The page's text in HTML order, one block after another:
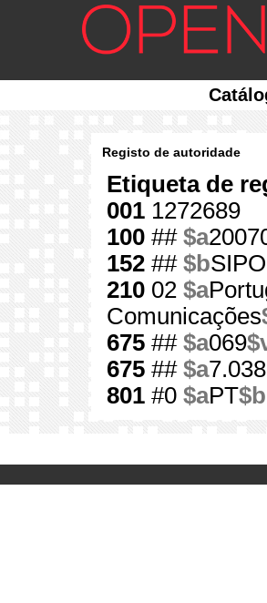
Registo de autoridade
Etiqueta de
001 1272689
100 ## $a
152 ## $b
210 02 $a
Comunicações
675 ## $a069
675 ## $a
801 #0 $aPT$b